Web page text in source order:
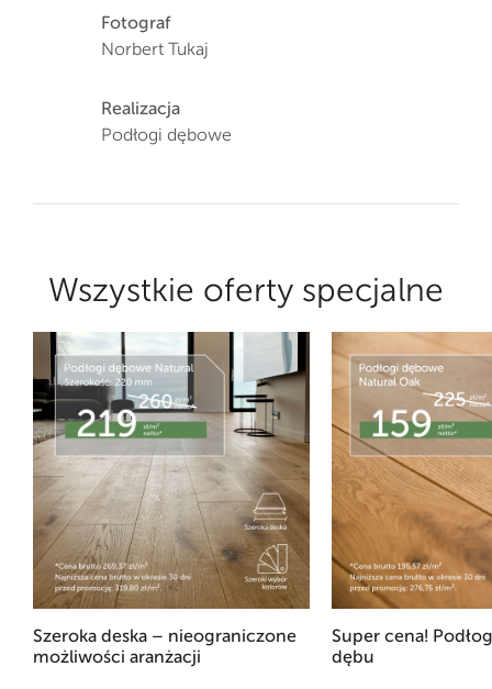
Fotograf
Norbert Tukaj
Realizacja
Podłogi dębowe
Wszystkie oferty specjalne
Szeroka deska – nieograniczone
możliwości aranżacji
Super cena!
dębu